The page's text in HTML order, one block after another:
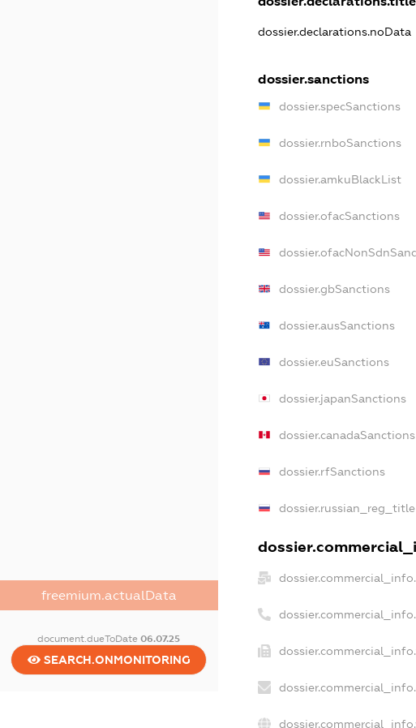
freemium.actualData
document.dueToDate06.07.25
SEARCH.ONMONITORING
dossier.declarations.noData
dossier.sanctions
dossier.specSanctions
dossier.rnboSanctions
dossier.amkuBlackList
dossier.ofacSanctions
dossier.gbSanctions
dossier.ausSanctions
dossier.euSanctions
dossier.japanSanctions
dossier.canadaSanctions
dossier.rfSanctions
dossier.russian_reg_title